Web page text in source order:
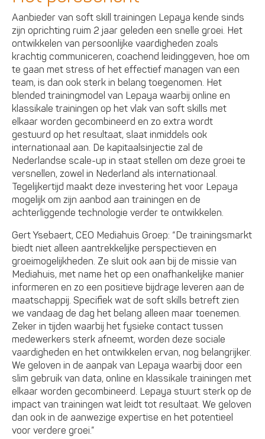
Aanbieder van soft skill trainingen Lepaya kende sinds
zijn oprichting ruim 2 jaar geleden een snelle groei. Het
ontwikkelen van persoonlijke vaardigheden zoals
krachtig communiceren, coachend leidinggeven, hoe om
te gaan met stress of het effectief managen van een
team, is dan ook sterk in belang toegenomen. Het
blended trainingmodel van Lepaya waarbij online en
klassikale trainingen op het vlak van soft skills met
elkaar worden gecombineerd en zo extra wordt
gestuurd op het resultaat, slaat inmiddels ook
internationaal aan. De kapitaalsinjectie zal de
Nederlandse scale-up in staat stellen om deze groei te
versnellen, zowel in Nederland als internationaal.
Tegelijkertijd maakt deze investering het voor Lepaya
mogelijk om zijn aanbod aan trainingen en de
achterliggende technologie verder te ontwikkelen.
Gert Ysebaert, CEO Mediahuis Groep: “De trainingsmarkt
biedt niet alleen aantrekkelijke perspectieven en
groeimogelijkheden. Ze sluit ook aan bij de missie van
Mediahuis, met name het op een onafhankelijke manier
informeren en zo een positieve bijdrage leveren aan de
maatschappij. Specifiek wat de soft skills betreft zien
we vandaag de dag het belang alleen maar toenemen.
Zeker in tijden waarbij het fysieke contact tussen
medewerkers sterk afneemt, worden deze sociale
vaardigheden en het ontwikkelen ervan, nog belangrijker.
We geloven in de aanpak van Lepaya waarbij door een
slim gebruik van data, online en klassikale trainingen met
elkaar worden gecombineerd. Lepaya stuurt sterk op de
impact van trainingen wat leidt tot resultaat. We geloven
dan ook in de aanwezige expertise en het potentieel
voor verdere groei.”